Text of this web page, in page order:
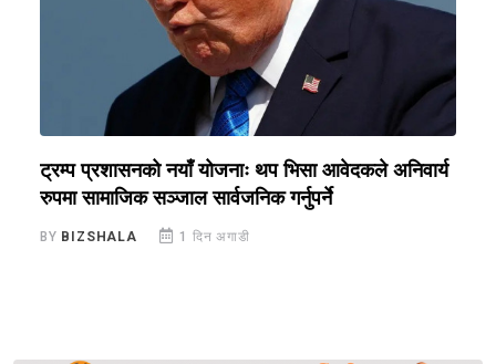
ट्रम्प प्रशासनको नयाँ योजनाः थप भिसा आवेदकले अनिवार्य
रुपमा सामाजिक सञ्जाल सार्वजनिक गर्नुपर्ने
BY BIZSHALA 1 दिन अगाडी